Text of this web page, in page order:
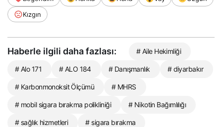
Kızgın
Haberle ilgili daha fazlası: # Aile Hekimliği
# Alo 171 # ALO 184 # Danışmanlık # diyarbakır
# Karbonmonoksit Ölçümü # MHRS
# mobil sigara bırakma polikliniği # Nikotin Bağımlılığı
# sağlık hizmetleri # sigara bırakma